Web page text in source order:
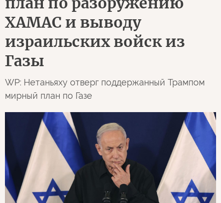
ХАМАС и выводу
израильских войск из
Газы
WP: Нетаньяху отверг поддержанный Трампом
мирный план по Газе